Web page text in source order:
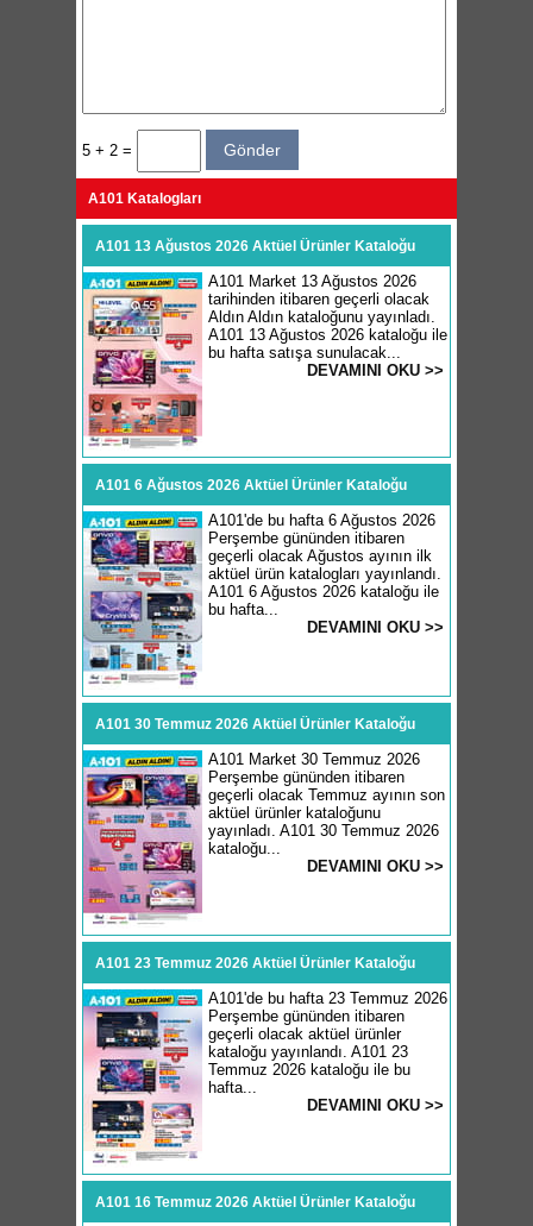
5 + 2 =
A101 Katalogları
A101 13 Ağustos 2026 Aktüel Ürünler Kataloğu
A101 Market 13 Ağustos 2026
tarihinden itibaren geçerli olacak
Aldın Aldın kataloğunu yayınladı.
A101 13 Ağustos 2026 kataloğu ile
bu hafta satışa sunulacak...
DEVAMINI OKU >>
A101 6 Ağustos 2026 Aktüel Ürünler Kataloğu
A101'de bu hafta 6 Ağustos 2026
Perşembe gününden itibaren
geçerli olacak Ağustos ayının ilk
aktüel ürün katalogları yayınlandı.
A101 6 Ağustos 2026 kataloğu ile
bu hafta...
DEVAMINI OKU >>
A101 30 Temmuz 2026 Aktüel Ürünler Kataloğu
A101 Market 30 Temmuz 2026
Perşembe gününden itibaren
geçerli olacak Temmuz ayının son
aktüel ürünler kataloğunu
yayınladı. A101 30 Temmuz 2026
kataloğu...
DEVAMINI OKU >>
A101 23 Temmuz 2026 Aktüel Ürünler Kataloğu
A101'de bu hafta 23 Temmuz 2026
Perşembe gününden itibaren
geçerli olacak aktüel ürünler
kataloğu yayınlandı. A101 23
Temmuz 2026 kataloğu ile bu
hafta...
DEVAMINI OKU >>
A101 16 Temmuz 2026 Aktüel Ürünler Kataloğu